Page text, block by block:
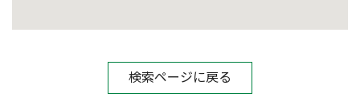
検索ページに戻る